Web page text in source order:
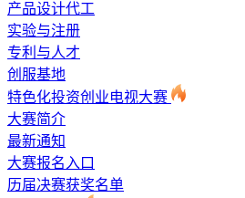
产品设计代工
实验与注册
专利与人才
创服基地
特色化投资创业电视大赛
大赛简介
最新通知
大赛报名入口
历届决赛获奖名单